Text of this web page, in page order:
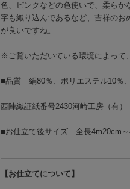
色、ピンクなどの色使いで、柔らか
字も織り込んであるなど、吉祥の
が良いですね。
※ご覧いただいている環境によって
■品質 絹80％、ポリエステル10％
西陣織証紙番号2430河崎工房（有）
■お仕立て後サイズ 全長4m20cm～
【お仕立てについて】